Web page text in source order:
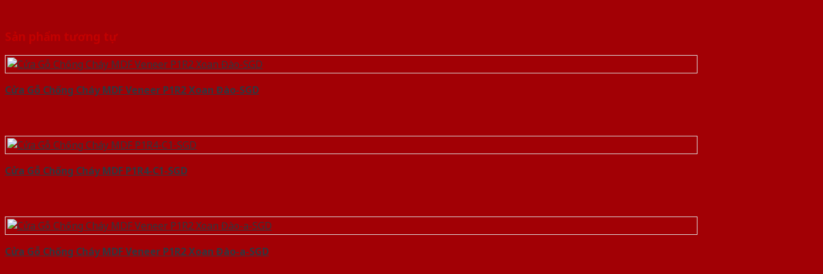
Sản phẩm tương tự
Cửa Gỗ Chống Cháy MDF Veneer P1R2 Xoan Đào-SGD
Cửa Gỗ Chống Cháy MDF P1R4-C1-SGD
Cửa Gỗ Chống Cháy MDF Veneer P1R2 Xoan Đào-a-SGD